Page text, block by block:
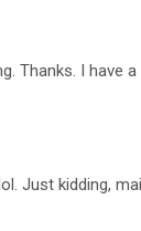
Thanks. I have
Just kidding,